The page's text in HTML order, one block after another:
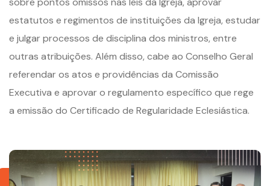
estatutos e regimentos de instituições da Igreja, estudar
e julgar processos de disciplina dos ministros, entre
outras atribuições. Além disso, cabe ao Conselho Geral
referendar os atos e providências da Comissão
Executiva e aprovar o regulamento específico que rege
a emissão do Certificado de Regularidade Eclesiástica.